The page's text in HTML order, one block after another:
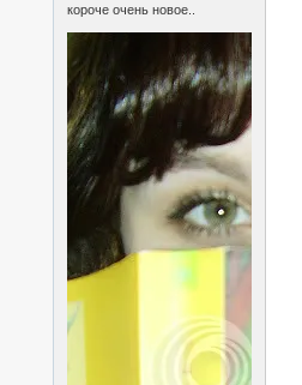
короче очень новое..